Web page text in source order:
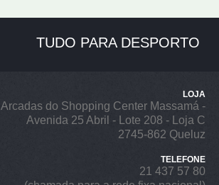
TUDO PARA DESPORTO
LOJA
Arcadas do Shopping Center Massamá -
Avenida 25 Abril - Lote 208 - Loja C
2745-862 Queluz
TELEFONE
21 437 57 80